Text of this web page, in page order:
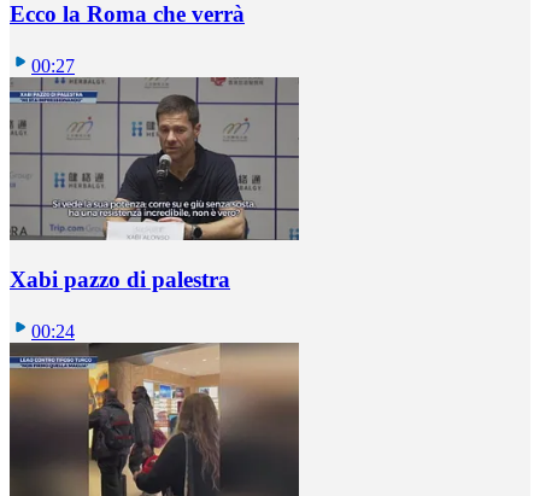
Ecco la Roma che verrà
00:27
Xabi pazzo di palestra
00:24